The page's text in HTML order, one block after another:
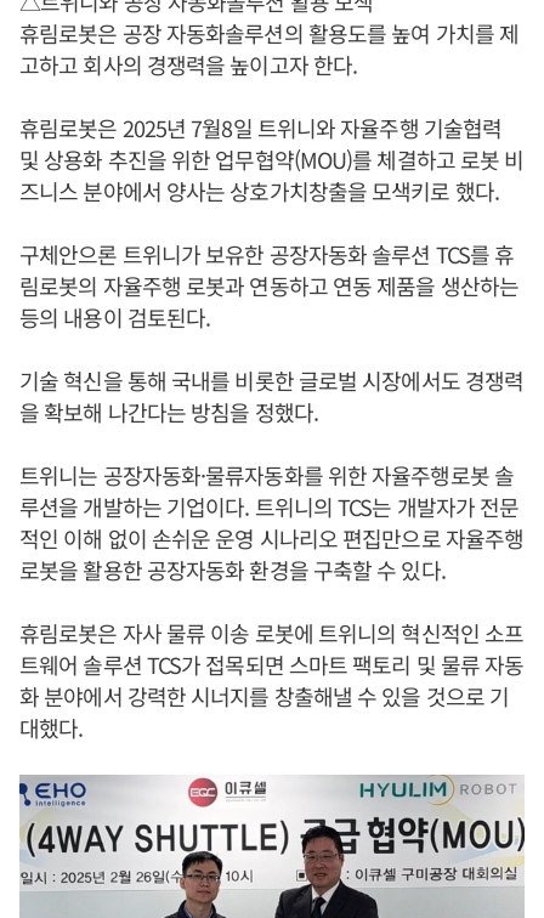
휴림로봇은 공장 자동화솔루션의 활용도를 높여 가치를 제
고하고 회사의 경쟁력을 높이고자 한다.
휴림로봇은 2025년 7월8일 트위니와 자율주행 기술협력
및 상용화 추진을 위한 업무협약(MOU)를 체결하고 로봇 비
즈니스 분야에서 양사는 상호가치창출을 모색키로 했다.
구체안으론 트위니가 보유한 공장자동화 솔루션 TCS를 휴
림로봇의 자율주행 로봇과 연동하고 연동 제품을 생산하는
등의 내용이 검토된다.
기술 혁신을 통해 국내를 비롯한 글로벌 시장에서도 경쟁력
을 확보해 나간다는 방침을 정했다.
트위니는 공장자동화·물류자동화를 위한 자율주행로봇 솔
루션을 개발하는 기업이다. 트위니의 TCS는 개발자가 전문
적인 이해 없이 손쉬운 운영 시나리오 편집만으로 자율주행
로봇을 활용한 공장자동화 환경을 구축할 수 있다.
휴림로봇은 자사 물류 이송 로봇에 트위니의 혁신적인 소프
트웨어 솔루션 TCS가 접목되면 스마트 팩토리 및 물류 자동
화 분야에서 강력한 시너지를 창출해낼 수 있을 것으로 기
대했다.